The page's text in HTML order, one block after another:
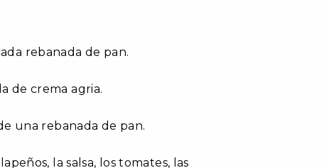
rebanada de pan.
de crema agria.
una rebanada de pan.
la salsa, los tomates, las